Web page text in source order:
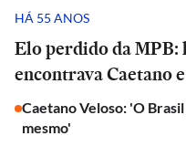
HÁ 55 ANOS
Elo perdido da MPB:
encontrava Caetano
Caetano Veloso: 'O
mesmo'